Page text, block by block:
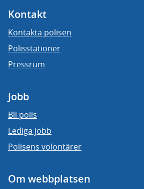
Kontakt
Kontakta polisen
Polisstationer
Pressrum
Jobb
Bli polis
Lediga jobb
Polisens volontärer
Om webbplatsen